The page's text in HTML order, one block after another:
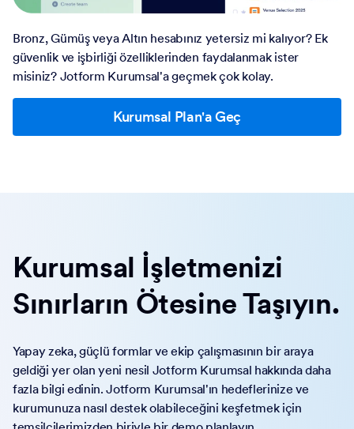
Bronz, Gümüş veya Altın hesabınız yetersiz mi kalıyor? Ek
güvenlik ve işbirliği özelliklerinden faydalanmak ister
Kurumsal İşletmenizi
Yapay zeka, güçlü formlar ve ekip çalışmasının bir araya
geldiği yer olan yeni nesil Jotform Kurumsal hakkında daha
fazla bilgi edinin. Jotform Kurumsal'ın hedeflerinize ve